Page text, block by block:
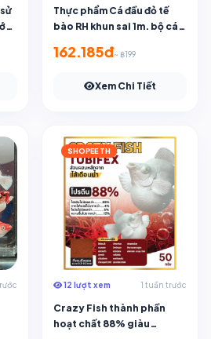
Thực phẩm Cá đầu đỏ tế
bào RH khun sai 1m. bộ các
162.185đ~ ฿199
Xem Chi Tiết
SHOPEE TH
12 lượt xem 1 tuần trước
Crazy Fish thành phần
hoạt chất 88% giàu